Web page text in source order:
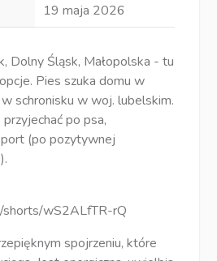
19 maja 2026
Dolny Śląsk, Małopolska - tu
Pies szuka domu w
schronisku w woj. lubelskim.
po psa,
(po pozytywnej
shorts/wS2ALfTR-rQ
spojrzeniu, które